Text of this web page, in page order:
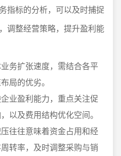
指标的分析，可以及时捕捉
调整经营策略，提升盈利能
务扩张速度，需结合各平
局的优劣。
业盈利能力，重点关注促
以及费用结构优化空间。
往往意味着资金占用和经
转率，及时调整采购与销